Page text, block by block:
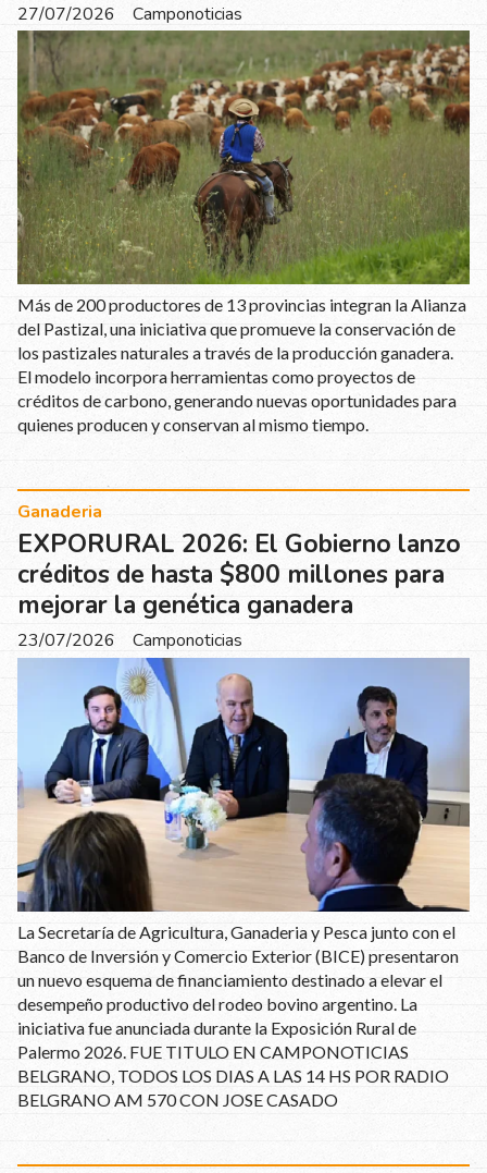
Camponoticias
27/07/2026
Más de 200 productores de 13 provincias integran la Alianza
del Pastizal, una iniciativa que promueve la conservación de
los pastizales naturales a través de la producción ganadera.
El modelo incorpora herramientas como proyectos de
créditos de carbono, generando nuevas oportunidades para
quienes producen y conservan al mismo tiempo.
EXPORURAL 2026: El Gobierno lanzo
créditos de hasta $800 millones para
mejorar la genética ganadera
Camponoticias
Ganaderia
23/07/2026
La Secretaría de Agricultura, Ganaderia y Pesca junto con el
Banco de Inversión y Comercio Exterior (BICE) presentaron
un nuevo esquema de financiamiento destinado a elevar el
desempeño productivo del rodeo bovino argentino. La
iniciativa fue anunciada durante la Exposición Rural de
Palermo 2026. FUE TITULO EN CAMPONOTICIAS
BELGRANO, TODOS LOS DIAS A LAS 14 HS POR RADIO
BELGRANO AM 570 CON JOSE CASADO